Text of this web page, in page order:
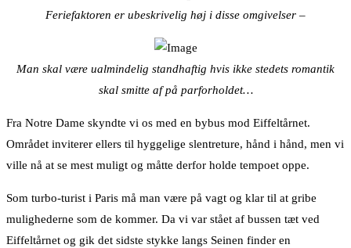
Feriefaktoren er ubeskrivelig høj i disse omgivelser –
Man skal være ualmindelig standhaftig hvis ikke stedets romantik
skal smitte af på parforholdet…
Fra Notre Dame skyndte vi os med en bybus mod Eiffeltårnet.
Området inviterer ellers til hyggelige slentreture, hånd i hånd, men vi
ville nå at se mest muligt og måtte derfor holde tempoet oppe.
Som turbo-turist i Paris må man være på vagt og klar til at gribe
mulighederne som de kommer. Da vi var stået af bussen tæt ved
Eiffeltårnet og gik det sidste stykke langs Seinen finder en